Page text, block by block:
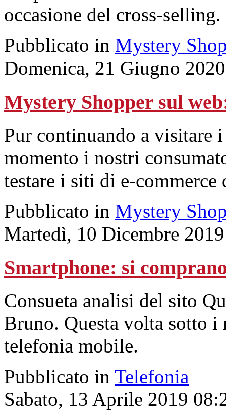
occasione del cross-selling.
Pubblicato in Mystery
Domenica, 21 Giugno
Mystery Shopper sul
Pur continuando a visitare
momento i nostri
testare i siti di e-
Pubblicato in Mystery
Martedì, 10 Dicembre
Smartphone: si
Consueta analisi del sito
Bruno. Questa volta sotto
telefonia mobile.
Pubblicato in Telefonia
Sabato, 13 Aprile 2019